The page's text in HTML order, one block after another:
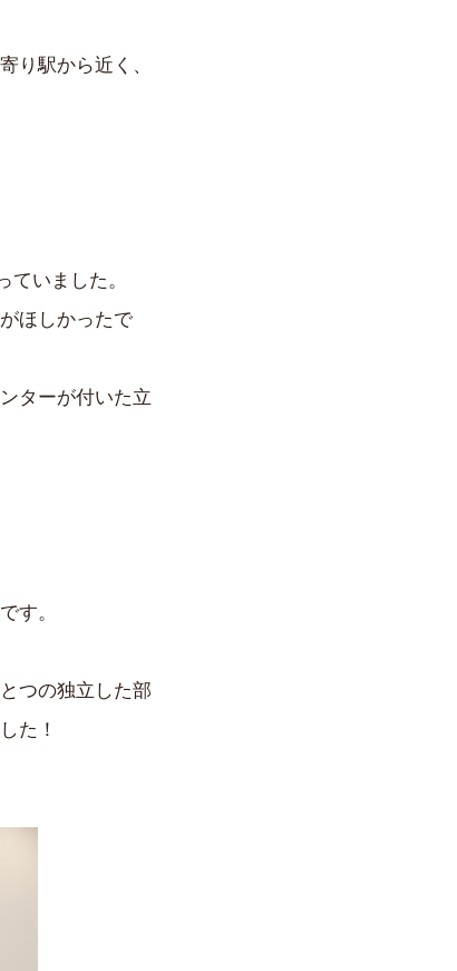
り駅から近く、
いました。
ほしかったで
ターが付いた立
す。
つの独立した部
た！